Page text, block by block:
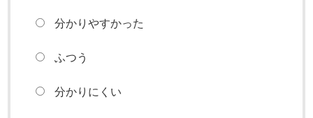
分かりやすかった
ふつう
分かりにくい